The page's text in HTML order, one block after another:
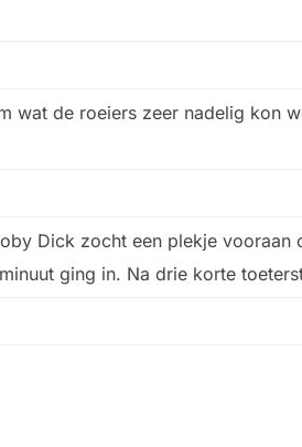
wat de roeiers zeer nadelig kon
Dick zocht een plekje
ging in. Na drie korte